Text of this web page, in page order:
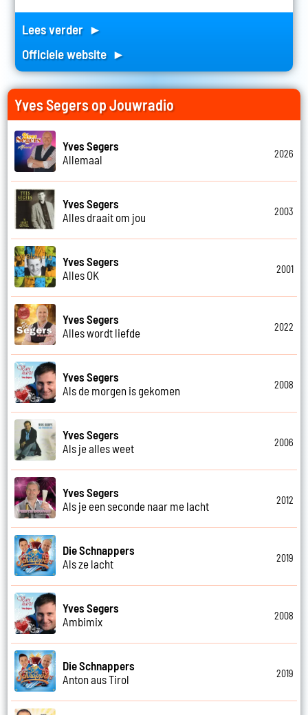
Lees verder ►
Officiele website ►
Yves Segers op Jouwradio
Yves Segers
Allemaal
2026
Yves Segers
Alles draait om jou
2003
Yves Segers
Alles OK
2001
Yves Segers
Alles wordt liefde
2022
Yves Segers
Als de morgen is gekomen
2008
Yves Segers
Als je alles weet
2006
Yves Segers
Als je een seconde naar me lacht
2012
Die Schnappers
Als ze lacht
2019
Yves Segers
Ambimix
2008
Die Schnappers
Anton aus Tirol
2019